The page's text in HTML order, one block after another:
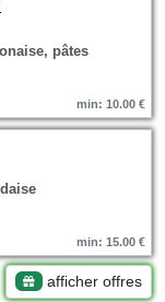
pâtes
min: 10.00 €
min: 15.00 €
afficher offres